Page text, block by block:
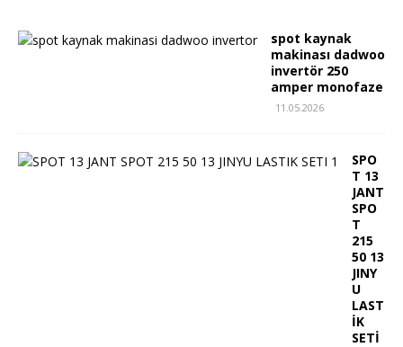
spot kaynak
makinası dadwoo
invertör 250
amper monofaze
11.05.2026
SPO
T 13
JANT
SPO
T
215
50 13
JINY
U
LAST
İK
SETİ